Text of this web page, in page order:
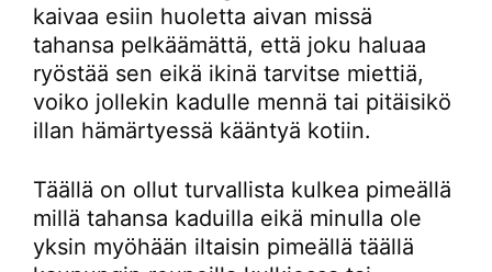
kaivaa esiin huoletta aivan missä
tahansa pelkäämättä, että joku haluaa
ryöstää sen eikä ikinä tarvitse miettiä,
voiko jollekin kadulle mennä tai pitäisikö
illan hämärtyessä kääntyä kotiin.
Täällä on ollut turvallista kulkea pimeällä
millä tahansa kaduilla eikä minulla ole
yksin myöhään iltaisin pimeällä täällä